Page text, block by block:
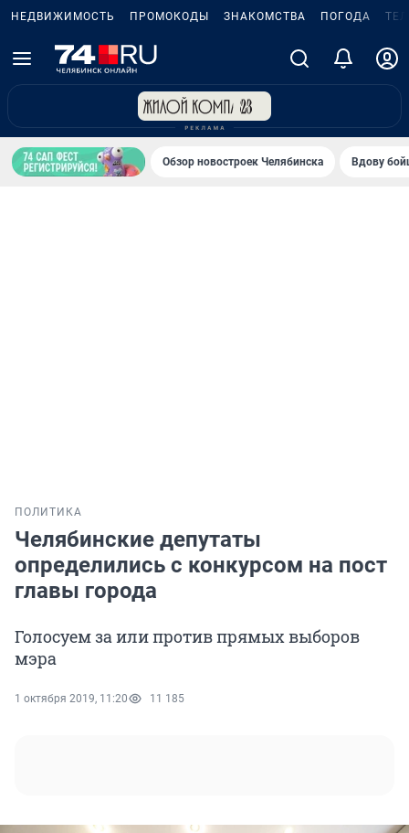
НЕДВИЖИМОСТЬ ПРОМОКОДЫ ЗНАКОМСТВА ПОГОДА
Обзор новостроек Челябинска Вдову
ПОЛИТИКА
Челябинские депутаты
определились с конкурсом на пост
главы города
Голосуем за или против прямых выборов
мэра
1 октября 2019, 11:20 11 185